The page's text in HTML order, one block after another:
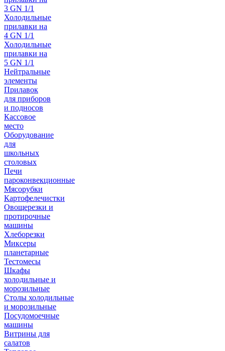
3 GN 1/1
Холодильные
прилавки на
4 GN 1/1
Холодильные
прилавки на
5 GN 1/1
Нейтральные
элементы
Прилавок
для приборов
и подносов
Кассовое
место
Оборудование
для
школьных
столовых
Печи
пароконвекционные
Мясорубки
Картофелечистки
Овощерезки и
протирочные
машины
Хлеборезки
Миксеры
планетарные
Тестомесы
Шкафы
холодильные и
морозильные
Столы холодильные
и морозильные
Посудомоечные
машины
Витрины для
салатов